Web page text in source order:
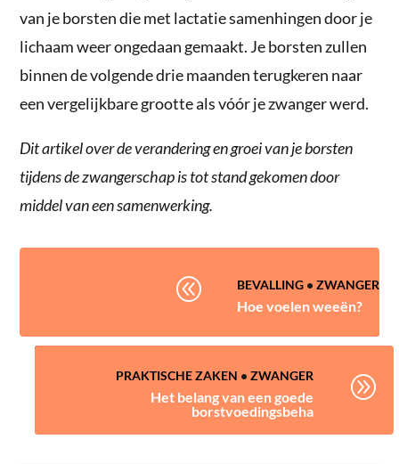
van je borsten die met lactatie samenhingen door je
lichaam weer ongedaan gemaakt. Je borsten zullen
binnen de volgende drie maanden terugkeren naar
een vergelijkbare grootte als vóór je zwanger werd.
Dit artikel over de verandering en groei van je borsten
tijdens de zwangerschap is tot stand gekomen door
middel van een samenwerking.
@ BEVALLING• ZWANGER
Hoe voelen weeën?
PRAKTISCHE ZAKEN • ZWANGER
Het belang van een goede
borstvoedingsbeha
A